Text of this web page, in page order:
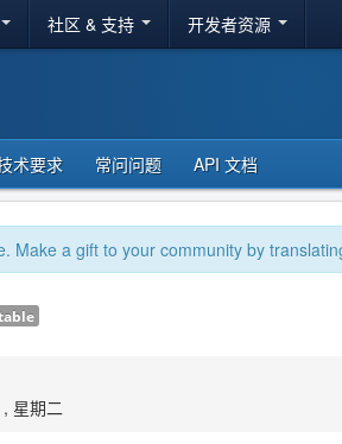
社区 & 支持 开发者资源
术要求 常问问题 API 文档
Make a gift to your community by
星期二